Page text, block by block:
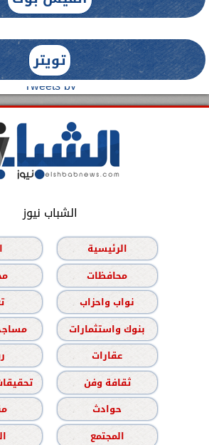
تويتر
Tweets by
الشباب نيوز
الرئيسية
محافظات
نواب واحزاب
بنوك واستثمارات
عقارات
ثقافة وفن
حوادث
المجتمع